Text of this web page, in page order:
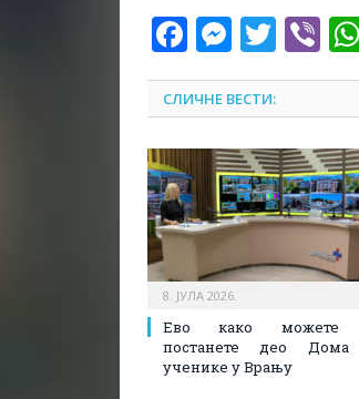
Facebook
СЛИЧНЕ ВЕСТИ:
8. ЈУЛА 2026.
Ево како можете
постанете део
ученике у Врању